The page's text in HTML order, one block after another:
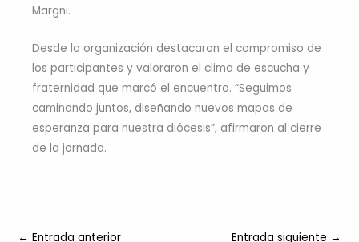
Margni.
Desde la organización destacaron el compromiso de
los participantes y valoraron el clima de escucha y
fraternidad que marcó el encuentro. “Seguimos
caminando juntos, diseñando nuevos mapas de
esperanza para nuestra diócesis”, afirmaron al cierre
de la jornada.
← Entrada anterior Entrada siguiente →